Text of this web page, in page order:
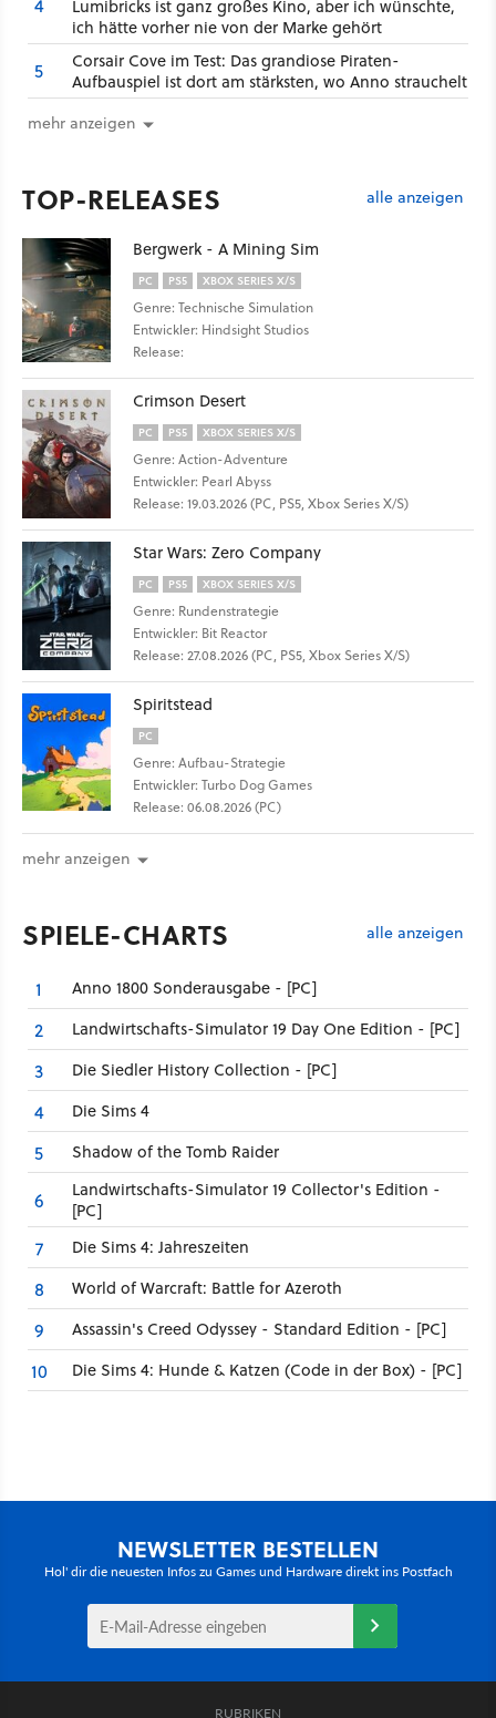
4
Lumibricks ist ganz großes Kino, aber ich wünschte,
ich hätte vorher nie von der Marke gehört
5
Corsair Cove im Test: Das grandiose Piraten-
Aufbauspiel ist dort am stärksten, wo Anno strauchelt
mehr anzeigen
TOP-RELEASES alle anzeigen
Bergwerk - A Mining Sim
PC PS5 XBOX SERIES X/S
Genre: Technische Simulation
Entwickler: Hindsight Studios
Release:
Crimson Desert
PC PS5 XBOX SERIES X/S
Genre: Action-Adventure
Entwickler: Pearl Abyss
Release: 19.03.2026 (PC, PS5, Xbox Series X/S)
Star Wars: Zero Company
PC PS5 XBOX SERIES X/S
Genre: Rundenstrategie
Entwickler: Bit Reactor
Release: 27.08.2026 (PC, PS5, Xbox Series X/S)
Spiritstead
PC
Genre: Aufbau-Strategie
Entwickler: Turbo Dog Games
Release: 06.08.2026 (PC)
mehr anzeigen
SPIELE-CHARTS alle anzeigen
1 Anno 1800 Sonderausgabe - [PC]
2 Landwirtschafts-Simulator 19 Day One Edition - [PC]
3 Die Siedler History Collection - [PC]
4 Die Sims 4
5 Shadow of the Tomb Raider
6
Landwirtschafts-Simulator 19 Collector's Edition -
[PC]
7 Die Sims 4: Jahreszeiten
8 World of Warcraft: Battle for Azeroth
9 Assassin's Creed Odyssey - Standard Edition - [PC]
10 Die Sims 4: Hunde & Katzen (Code in der Box) - [PC]
NEWSLETTER BESTELLEN
Hol' dir die neuesten Infos zu Games und Hardware direkt ins Postfach
RUBRIKEN